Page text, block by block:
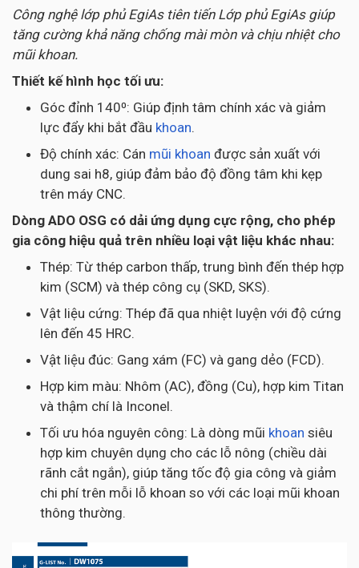
Công nghệ lớp phủ EgiAs tiên tiến Lớp phủ EgiAs giúp
tăng cường khả năng chống mài mòn và chịu nhiệt cho
mũi khoan.
Thiết kế hình học tối ưu:
Góc đỉnh 140⁰: Giúp định tâm chính xác và giảm
lực đẩy khi bắt đầu khoan.
Độ chính xác: Cán mũi khoan được sản xuất với
dung sai h8, giúp đảm bảo độ đồng tâm khi kẹp
trên máy CNC.
Dòng ADO OSG có dải ứng dụng cực rộng, cho phép
gia công hiệu quả trên nhiều loại vật liệu khác nhau:
Thép: Từ thép carbon thấp, trung bình đến thép hợp
kim (SCM) và thép công cụ (SKD, SKS).
Vật liệu cứng: Thép đã qua nhiệt luyện với độ cứng
lên đến 45 HRC.
Vật liệu đúc: Gang xám (FC) và gang dẻo (FCD).
Hợp kim màu: Nhôm (AC), đồng (Cu), hợp kim Titan
và thậm chí là Inconel.
Tối ưu hóa nguyên công: Là dòng mũi khoan siêu
hợp kim chuyên dụng cho các lỗ nông (chiều dài
rãnh cắt ngắn), giúp tăng tốc độ gia công và giảm
chi phí trên mỗi lỗ khoan so với các loại mũi khoan
thông thường.